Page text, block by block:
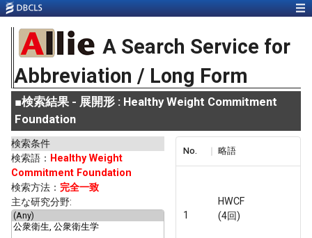
A Search Service for
Abbreviation / Long Form
■検索結果 - 展開形 : Healthy Weight Commitment
Foundation
検索条件
検索語： Healthy Weight
Commitment Foundation
検索方法： 完全一致
主な研究分野:
No. 略語
1
HWCF
(4回)